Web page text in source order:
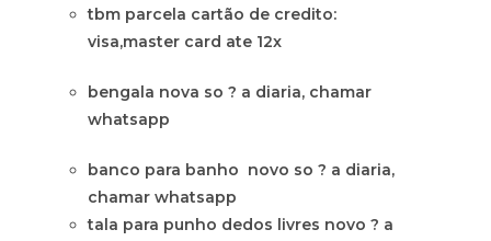
tbm parcela cartão de credito:
visa,master card ate 12x
bengala nova so ? a diaria, chamar
whatsapp
banco para banho novo so ? a diaria,
chamar whatsapp
tala para punho dedos livres novo ? a